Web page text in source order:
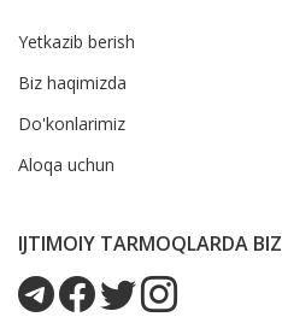
Yetkazib berish
Biz haqimizda
Do'konlarimiz
Aloqa uchun
IJTIMOIY TARMOQLARDA BIZ